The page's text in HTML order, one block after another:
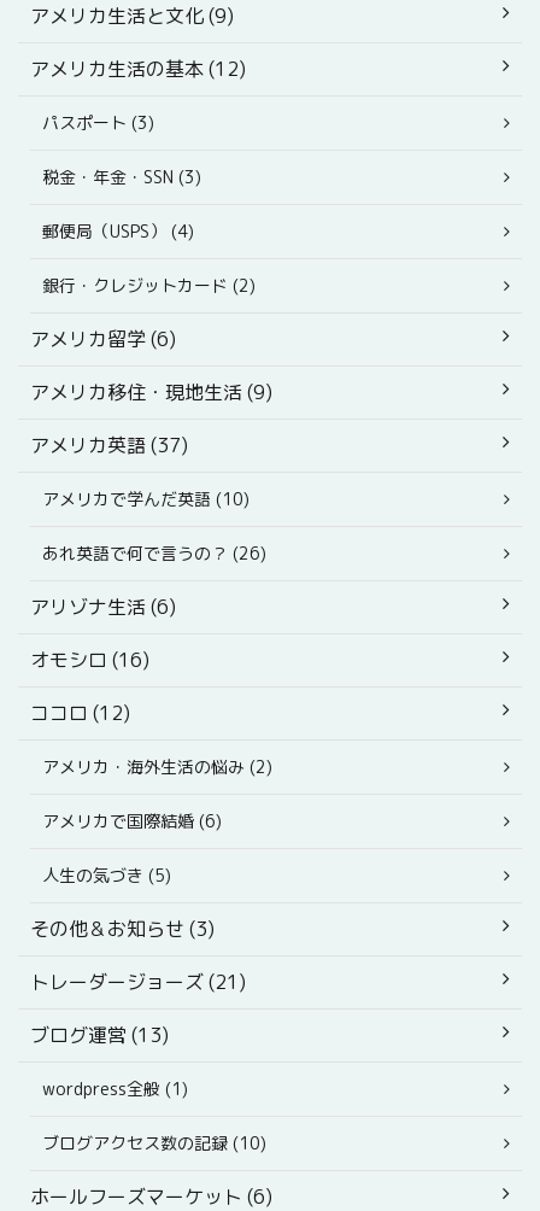
アメリカ生活と文化 (9)
アメリカ生活の基本 (12)
パスポート (3)
税金・年金・SSN (3)
郵便局（USPS） (4)
銀行・クレジットカード (2)
アメリカ留学 (6)
アメリカ移住・現地生活 (9)
アメリカ英語 (37)
アメリカで学んだ英語 (10)
あれ英語で何で言うの？ (26)
アリゾナ生活 (6)
オモシロ (16)
ココロ (12)
アメリカ・海外生活の悩み (2)
アメリカで国際結婚 (6)
人生の気づき (5)
その他＆お知らせ (3)
トレーダージョーズ (21)
ブログ運営 (13)
wordpress全般 (1)
ブログアクセス数の記録 (10)
ホールフーズマーケット (6)